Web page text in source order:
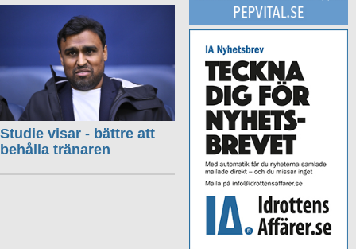
Studie visar - bättre att
behålla tränaren